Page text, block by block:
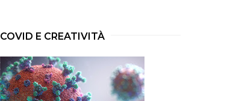
COVID E CREATIVITÀ